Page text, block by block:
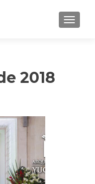
MENU
2018